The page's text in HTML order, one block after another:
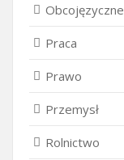
Obcojęzyczne
Praca
Prawo
Przemysł
Rolnictwo